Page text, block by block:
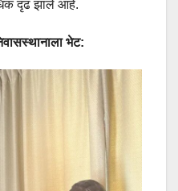
दृढ झाले आहे.
भेट: